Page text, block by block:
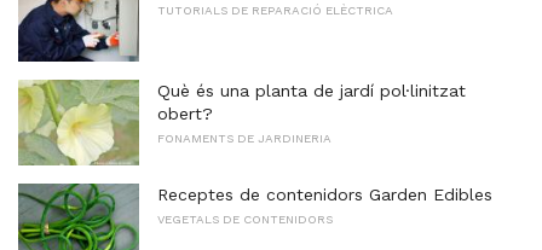
TUTORIALS DE REPARACIÓ ELÈCTRICA
Què és una planta de jardí pol·linitzat
obert?
FONAMENTS DE JARDINERIA
Receptes de contenidors Garden Edibles
VEGETALS DE CONTENIDORS